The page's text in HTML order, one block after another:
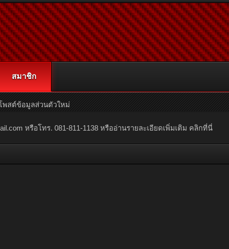
หรือโทร. 081-811-1138 หรืออ่านรายละเอียดเพิ่มเติม คลิกที่นี่
สมาชิก
พสต์ข้อมูลส่วนตัวใหม่